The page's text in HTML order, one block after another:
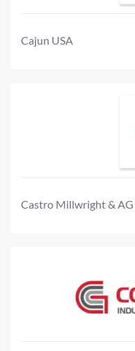
Cajun USA
Castro Millwright & AG